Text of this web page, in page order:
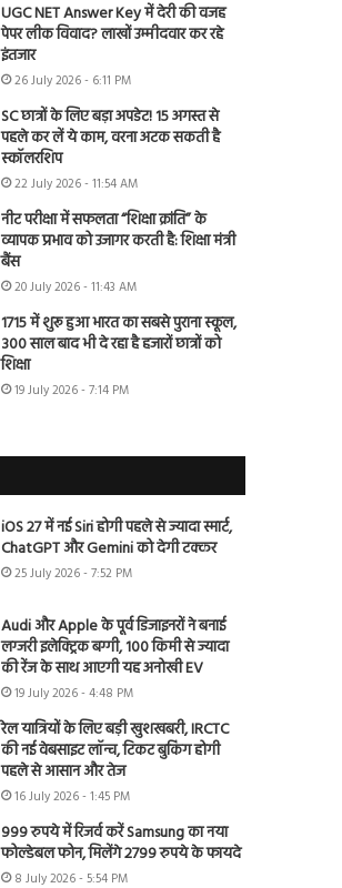
UGC NET Answer Key में देरी की वजह
पेपर लीक विवाद? लाखों उम्मीदवार कर रहे
इंतजार
26 July 2026 - 6:11 PM
SC छात्रों के लिए बड़ा अपडेट! 15 अगस्त से
पहले कर लें ये काम, वरना अटक सकती है
स्कॉलरशिप
22 July 2026 - 11:54 AM
नीट परीक्षा में सफलता “शिक्षा क्रांति” के
व्यापक प्रभाव को उजागर करती है: शिक्षा मंत्री
बैंस
20 July 2026 - 11:43 AM
1715 में शुरू हुआ भारत का सबसे पुराना स्कूल,
300 साल बाद भी दे रहा है हजारों छात्रों को
शिक्षा
19 July 2026 - 7:14 PM
iOS 27 में नई Siri होगी पहले से ज्यादा स्मार्ट,
ChatGPT और Gemini को देगी टक्कर
25 July 2026 - 7:52 PM
Audi और Apple के पूर्व डिजाइनरों ने बनाई
लग्जरी इलेक्ट्रिक बग्गी, 100 किमी से ज्यादा
की रेंज के साथ आएगी यह अनोखी EV
19 July 2026 - 4:48 PM
रेल यात्रियों के लिए बड़ी खुशखबरी, IRCTC
की नई वेबसाइट लॉन्च, टिकट बुकिंग होगी
पहले से आसान और तेज
16 July 2026 - 1:45 PM
999 रुपये में रिजर्व करें Samsung का नया
फोल्डेबल फोन, मिलेंगे 2799 रुपये के फायदे
8 July 2026 - 5:54 PM